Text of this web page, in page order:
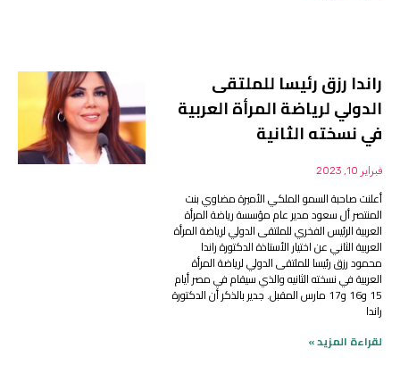
راندا رزق رئيسا للملتقى
الدولي لرياضة المرأة العربية
في نسخته الثانية
فبراير 10, 2023
أعلنت صاحبة السمو الملكي الأميرة مضاوي بنت
المنتصر أل سعود مدير عام مؤسسة رياضة المرأة
العربية الرئيس الفخري للملتقى الدولي لرياضة المرأة
العربية الثاني عن اختيار الأستاذة الدكتورة راندا
محمود رزق رئيسا للملتقى الدولي لرياضة المرأة
العربية في نسخته الثانيه والذي سيقام في مصر أيام
15 و16 و17 مارس المقبل. جدير بالذكر أن الدكتورة
راندا
لقراءة المزيد »